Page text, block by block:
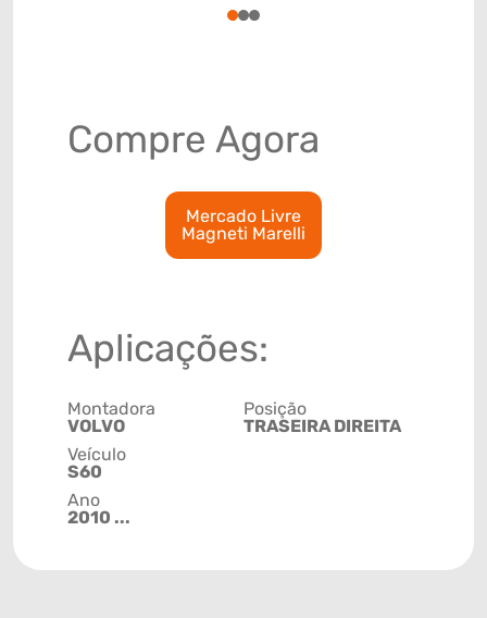
123
Compre Agora
Mercado Livre
Magneti Marelli
Aplicações:
Montadora
VOLVO
Veículo
S60
Ano
2010 ...
Posição
TRASEIRA DIREITA